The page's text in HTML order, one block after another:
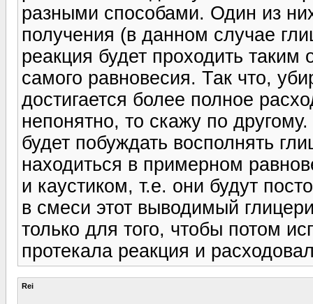
разными способами. Один из
получения (в данном случае
реакция будет проходить таким
самого равновесия. Так что,
достигается более полное
непонятно, то скажу по
будет побуждать восполнять
находиться в примерном
и каустиком, т.е. они будут
в смеси этот выводимый
только для того, чтобы потом
протекала реакция и
Rei